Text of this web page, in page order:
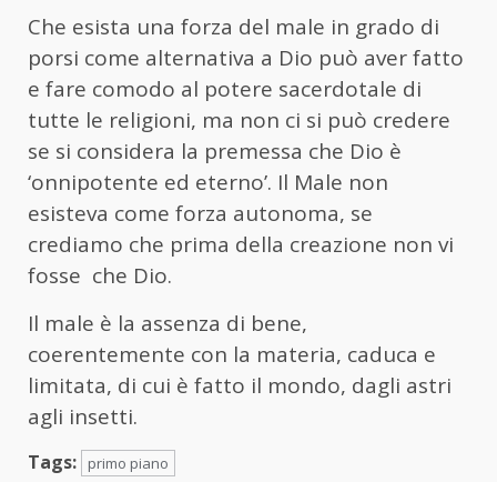
Che esista una forza del male in grado di
porsi come alternativa a Dio può aver fatto
e fare comodo al potere sacerdotale di
tutte le religioni, ma non ci si può credere
se si considera la premessa che Dio è
‘onnipotente ed eterno’. Il Male non
esisteva come forza autonoma, se
crediamo che prima della creazione non vi
fosse che Dio.
Il male è la assenza di bene,
coerentemente con la materia, caduca e
limitata, di cui è fatto il mondo, dagli astri
agli insetti.
Tags: primo piano